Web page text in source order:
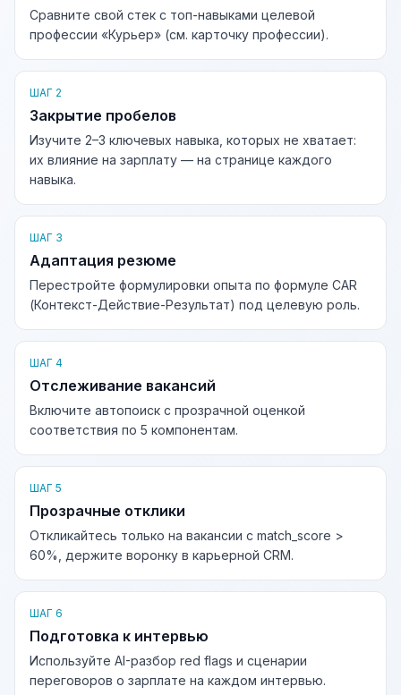
Сравните свой стек с топ-навыками целевой
профессии «Курьер» (см. карточку профессии).
ШАГ 2
Закрытие пробелов
Изучите 2–3 ключевых навыка, которых не хватает:
их влияние на зарплату — на странице каждого
навыка.
ШАГ 3
Адаптация резюме
Перестройте формулировки опыта по формуле CAR
(Контекст-Действие-Результат) под целевую роль.
ШАГ 4
Отслеживание вакансий
Включите автопоиск с прозрачной оценкой
соответствия по 5 компонентам.
ШАГ 5
Прозрачные отклики
Откликайтесь только на вакансии с match_score >
60%, держите воронку в карьерной CRM.
ШАГ 6
Подготовка к интервью
Используйте AI-разбор red flags и сценарии
переговоров о зарплате на каждом интервью.